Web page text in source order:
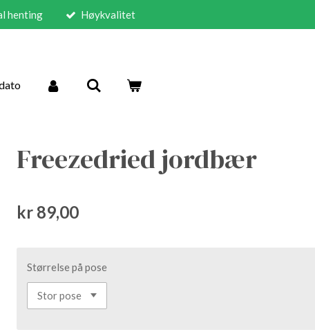
henting Høykvalitet
Freezedried jordbær
kr 89,00
Størrelse på pose